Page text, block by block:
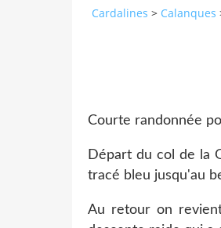
Cardalines > Calanques
Courte randonnée
Départ du col de la
tracé bleu jusqu'au
Au retour on